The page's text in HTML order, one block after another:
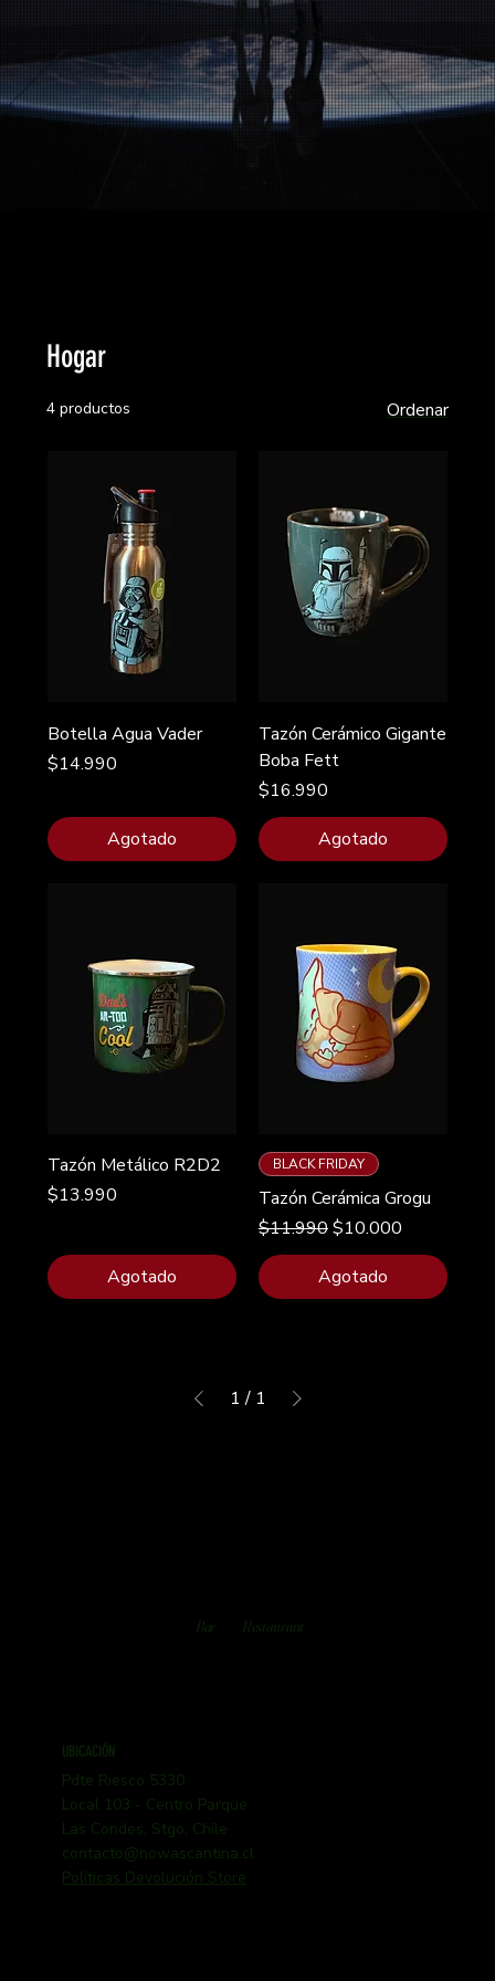
Hogar
4 productos Ordenar
Botella Agua Vader
Precio
$14.990
Agotado
Tazón Cerámico Gigante
Boba Fett
Precio
$16.990
Agotado
Tazón Metálico R2D2
Precio
$13.990
Agotado
BLACK FRIDAY
Tazón Cerámica Grogu
Precio
$11.990Precio de oferta
$10.000
Agotado
1 / 1
Bar Restaurant
UBICACIÓN
Pdte Riesco 5330
Local 103 - Centro Parque
Las Condes, Stgo, Chile
contacto@nowascantina.cl
Políticas Devolución Store